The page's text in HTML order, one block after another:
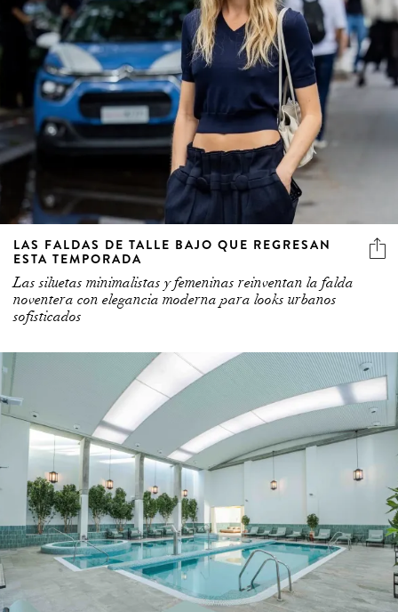
LAS FALDAS DE TALLE BAJO QUE REGRESAN
ESTA TEMPORADA
Las siluetas minimalistas y femeninas reinventan la falda
noventera con elegancia moderna para looks urbanos
sofisticados